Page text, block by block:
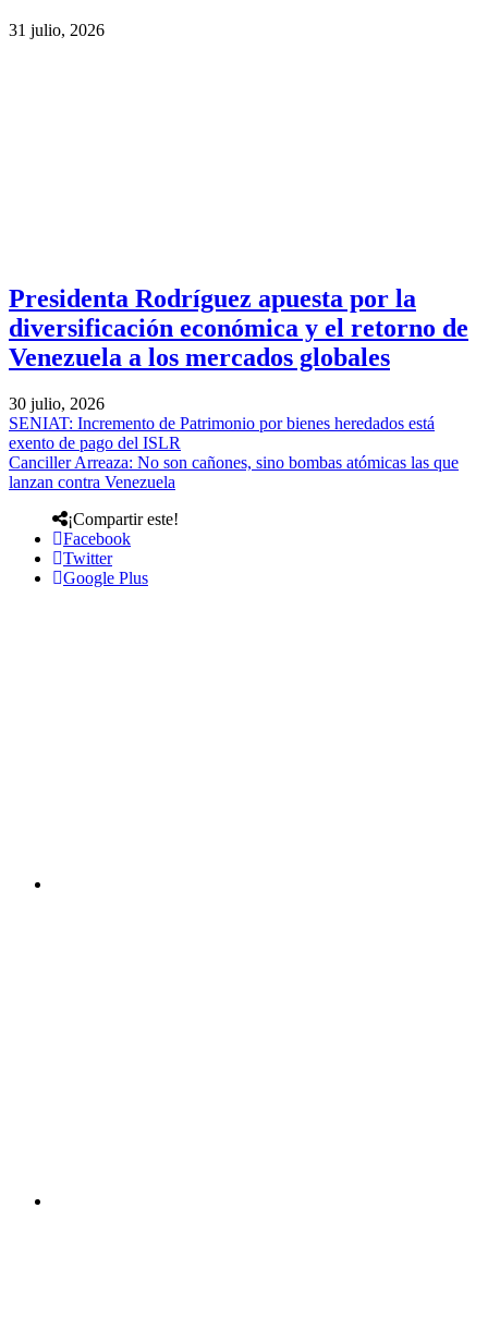
31 julio, 2026
Presidenta Rodríguez apuesta por la
diversificación económica y el retorno de
Venezuela a los mercados globales
30 julio, 2026
SENIAT: Incremento de Patrimonio por bienes heredados está
exento de pago del ISLR
Canciller Arreaza: No son cañones, sino bombas atómicas las que
lanzan contra Venezuela
¡Compartir este!
Facebook
Twitter
Google Plus